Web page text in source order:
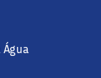
Água